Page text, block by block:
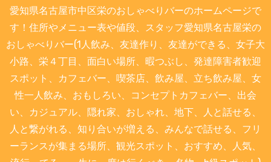
愛知県名古屋市中区栄のおしゃべりバーのホームページで
す！住所やメニュー表や値段、スタッフ愛知県名古屋栄の
おしゃべりバー(1人飲み、友達作り、友達ができる、女子大
小路、栄４丁目、面白い場所、暇つぶし、発達障害者歓迎
スポット、カフェバー、喫茶店、飲み屋、立ち飲み屋、女
性一人飲み、おもしろい、コンセプトカフェバー、出会
い、カジュアル、隠れ家、おしゃれ、地下、人と話せる、
人と繋がれる、知り合いが増える、みんなで話せる、フリ
ーランスが集まる場所、観光スポット、おすすめ、人気、